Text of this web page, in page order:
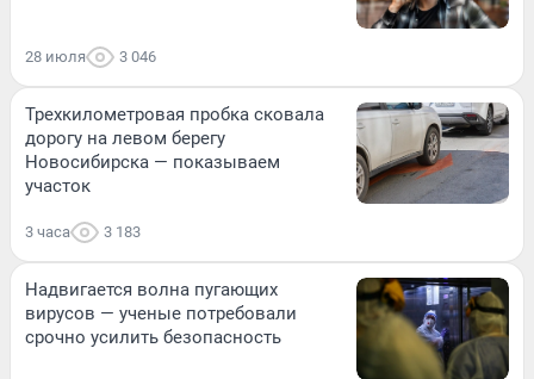
28 июля 3 046
Трехкилометровая пробка сковала
дорогу на левом берегу
Новосибирска — показываем
участок
3 часа 3 183
Надвигается волна пугающих
вирусов — ученые потребовали
срочно усилить безопасность